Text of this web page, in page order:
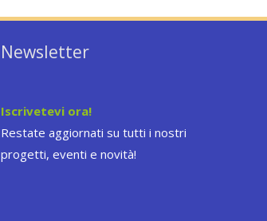
Newsletter
Iscrivetevi ora!
Restate aggiornati su tutti i nostri
progetti, eventi e novità!